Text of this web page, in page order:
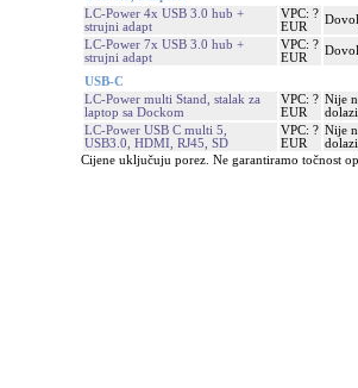
LC-Power 4x USB 3.0 hub +
strujni adapt
VPC: ?
EUR
LC-Power 7x USB 3.0 hub +
strujni adapt
VPC: ?
EUR
USB-C
LC-Power multi Stand, stalak za
laptop sa Dockom
VPC: ?
EUR
Nije
LC-Power USB C multi 5,
USB3.0, HDMI, RJ45, SD
VPC: ?
EUR
Nije
Cijene uključuju porez. Ne garantiramo točnost